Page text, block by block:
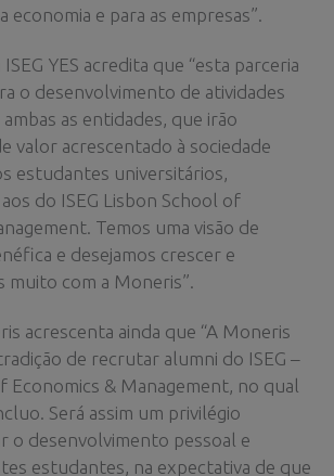
economia e para as empresas”.
YES acredita que “esta parceria
o desenvolvimento de atividades
as entidades, que irão
valor acrescentado à sociedade
estudantes universitários,
do ISEG Lisbon School of
Temos uma visão de
e desejamos crescer e
muito com a Moneris”.
acrescenta ainda que “A Moneris
de recrutar alumni do ISEG –
Economics & Management, no qual
Será assim um privilégio
o desenvolvimento pessoal e
estudantes, na expectativa de que